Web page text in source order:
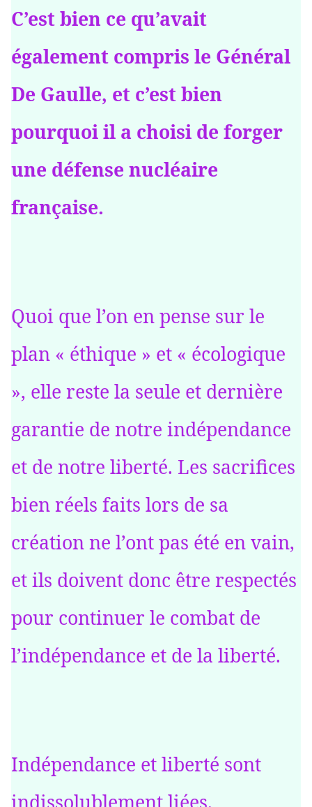
C’est bien ce qu’avait
également compris le Général
De Gaulle, et c’est bien
pourquoi il a choisi de forger
une défense nucléaire
française.
Quoi que l’on en pense sur le
plan « éthique » et « écologique
», elle reste la seule et dernière
garantie de notre indépendance
et de notre liberté. Les sacrifices
bien réels faits lors de sa
création ne l’ont pas été en vain,
et ils doivent donc être respectés
pour continuer le combat de
l’indépendance et de la liberté.
Indépendance et liberté sont